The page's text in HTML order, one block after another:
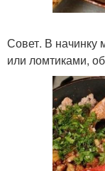
Совет. В начинку
или ломтиками,